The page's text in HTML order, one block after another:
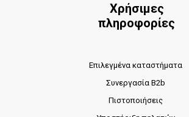
Χρήσιμες
πληροφορίες
Επιλεγμένα καταστήματα
Συνεργασία B2b
Πιστοποιήσεις